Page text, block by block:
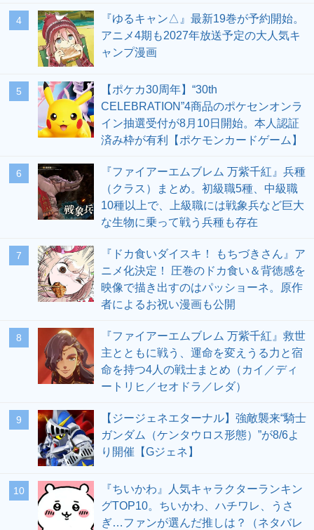
4
『ゆるキャン△』最新19巻が予約開始。
アニメ4期も2027年放送予定の大人気キ
ャンプ漫画
5
【ポケカ30周年】“30th
CELEBRATION”4商品のポケセンオンラ
イン抽選受付が8月10日開始。本人認証
済み枠が有利【ポケモンカードゲーム】
6
『ファイアーエムブレム 万紫千紅』兵種
（クラス）まとめ。初級職5種、中級職
10種以上で、上級職には戦象兵など巨大
な生物に乗って戦う兵種も存在
7
『ドカ食いダイスキ！ もちづきさん』ア
ニメ化決定！ 圧巻のドカ食い＆背徳感を
映像で描き出すのはパッショーネ。原作
者によるお祝い漫画も公開
8
『ファイアーエムブレム 万紫千紅』救世
主とともに戦う、運命を変えうる力と宿
命を持つ4人の戦士まとめ（カイ／ディ
ートリヒ／セオドラ／レダ）
9
【ジージェネエターナル】強敵襲来“騎士
ガンダム（ケンタウロス形態）”が8/6よ
り開催【Gジェネ】
10
『ちいかわ』人気キャラクターランキン
グTOP10。ちいかわ、ハチワレ、うさ
ぎ…ファンが選んだ推しは？（ネタバレ